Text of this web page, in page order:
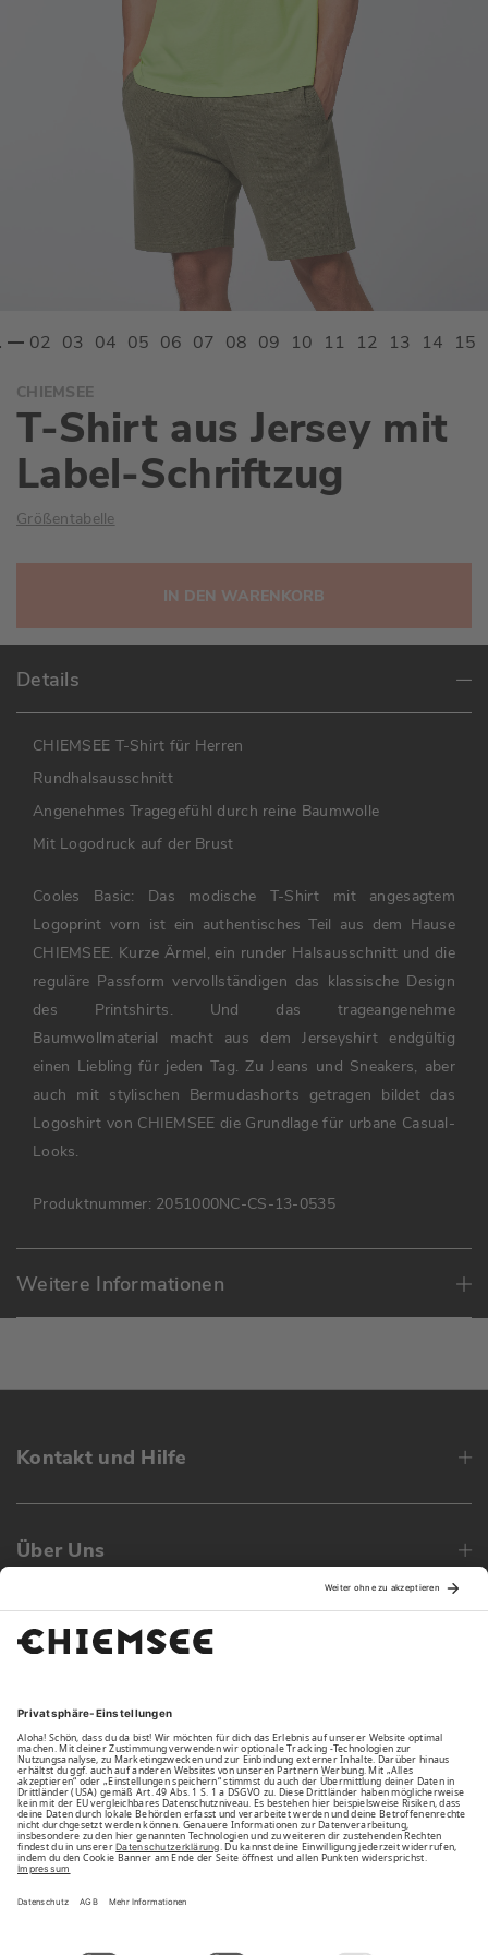
Anfang
der
Bildgalerie
springen
CHIEMSEE
T-Shirt aus Jersey mit
Label-Schriftzug
Größentabelle
IN DEN WARENKORB
Details
CHIEMSEE T-Shirt für Herren
Rundhalsausschnitt
Angenehmes Tragegefühl durch reine Baumwolle
Mit Logodruck auf der Brust
Cooles Basic: Das modische T-Shirt mit angesagtem
Logoprint vorn ist ein authentisches Teil aus dem Hause
CHIEMSEE. Kurze Ärmel, ein runder Halsausschnitt und die
reguläre Passform vervollständigen das klassische Design
des Printshirts. Und das trageangenehme
Baumwollmaterial macht aus dem Jerseyshirt endgültig
einen Liebling für jeden Tag. Zu Jeans und Sneakers, aber
auch mit stylischen Bermudashorts getragen bildet das
Logoshirt von CHIEMSEE die Grundlage für urbane Casual-
Looks.
Produktnummer: 2051000NC-CS-13-0535
Weitere Informationen
Kontakt und Hilfe
Über Uns
Family
Unsere Vorteile
Unsere Partner